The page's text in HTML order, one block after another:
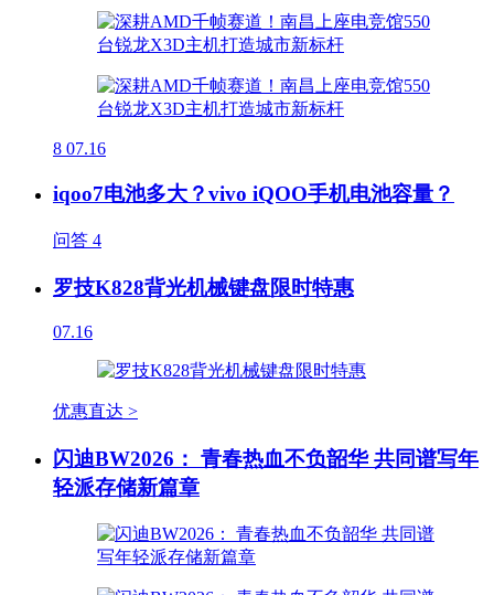
8 07.16
iqoo7电池多大？vivo iQOO手机电池容量？
问答 4
罗技K828背光机械键盘限时特惠
07.16
优惠直达 >
闪迪BW2026： 青春热血不负韶华 共同谱写年
轻派存储新篇章